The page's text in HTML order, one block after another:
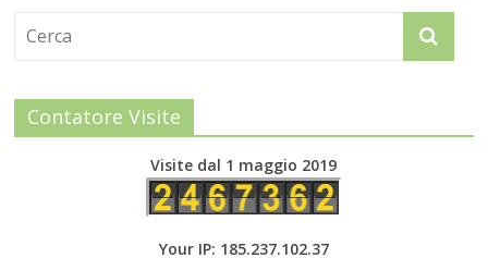
Contatore Visite
Visite dal 1 maggio 2019
Your IP: 185.237.102.37